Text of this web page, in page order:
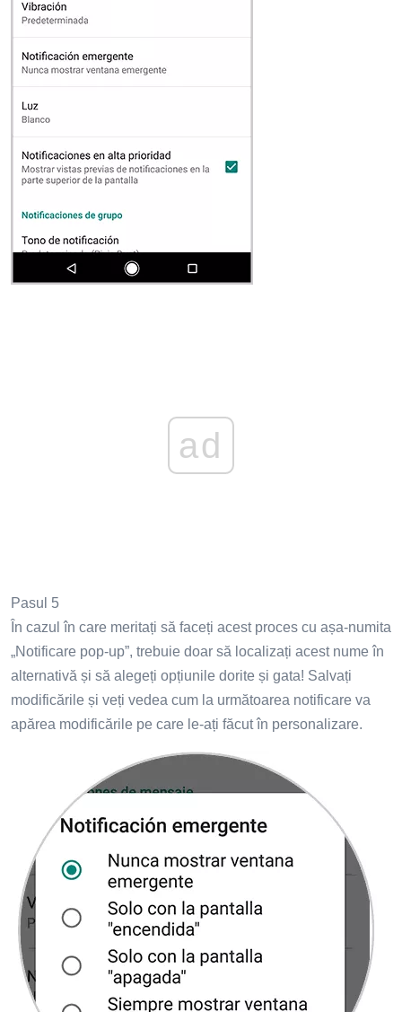
ad
Pasul 5
În cazul în care meritați să faceți acest proces cu așa-numita
„Notificare pop-up”, trebuie doar să localizați acest nume în
alternativă și să alegeți opțiunile dorite și gata! Salvați
modificările și veți vedea cum la următoarea notificare va
apărea modificările pe care le-ați făcut în personalizare.